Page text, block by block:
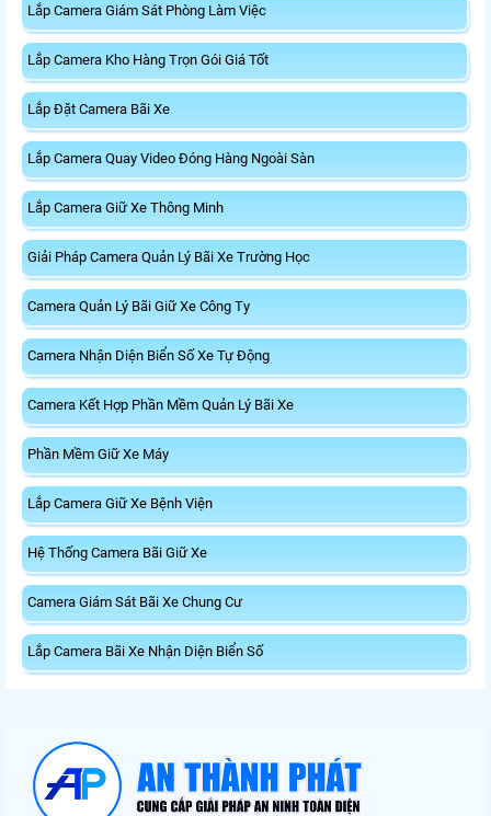
Lắp Camera Giám Sát Phòng Làm Việc
Lắp Camera Kho Hàng Trọn Gói Giá Tốt
Lắp Đặt Camera Bãi Xe
Lắp Camera Quay Video Đóng Hàng Ngoài Sàn
Lắp Camera Giữ Xe Thông Minh
Giải Pháp Camera Quản Lý Bãi Xe Trường Học
Camera Quản Lý Bãi Giữ Xe Công Ty
Camera Nhận Diện Biển Số Xe Tự Động
Camera Kết Hợp Phần Mềm Quản Lý Bãi Xe
Phần Mềm Giữ Xe Máy
Lắp Camera Giữ Xe Bệnh Viện
Hệ Thống Camera Bãi Giữ Xe
Camera Giám Sát Bãi Xe Chung Cư
Lắp Camera Bãi Xe Nhận Diện Biển Số